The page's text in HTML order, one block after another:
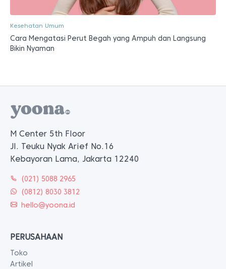
Kesehatan Umum
Cara Mengatasi Perut Begah yang Ampuh dan Langsung
Bikin Nyaman
M Center 5th Floor
Jl. Teuku Nyak Arief No.16
Kebayoran Lama, Jakarta 12240
(021) 5088 2965
(0812) 8030 3812
hello@yoona.id
PERUSAHAAN
Toko
Artikel